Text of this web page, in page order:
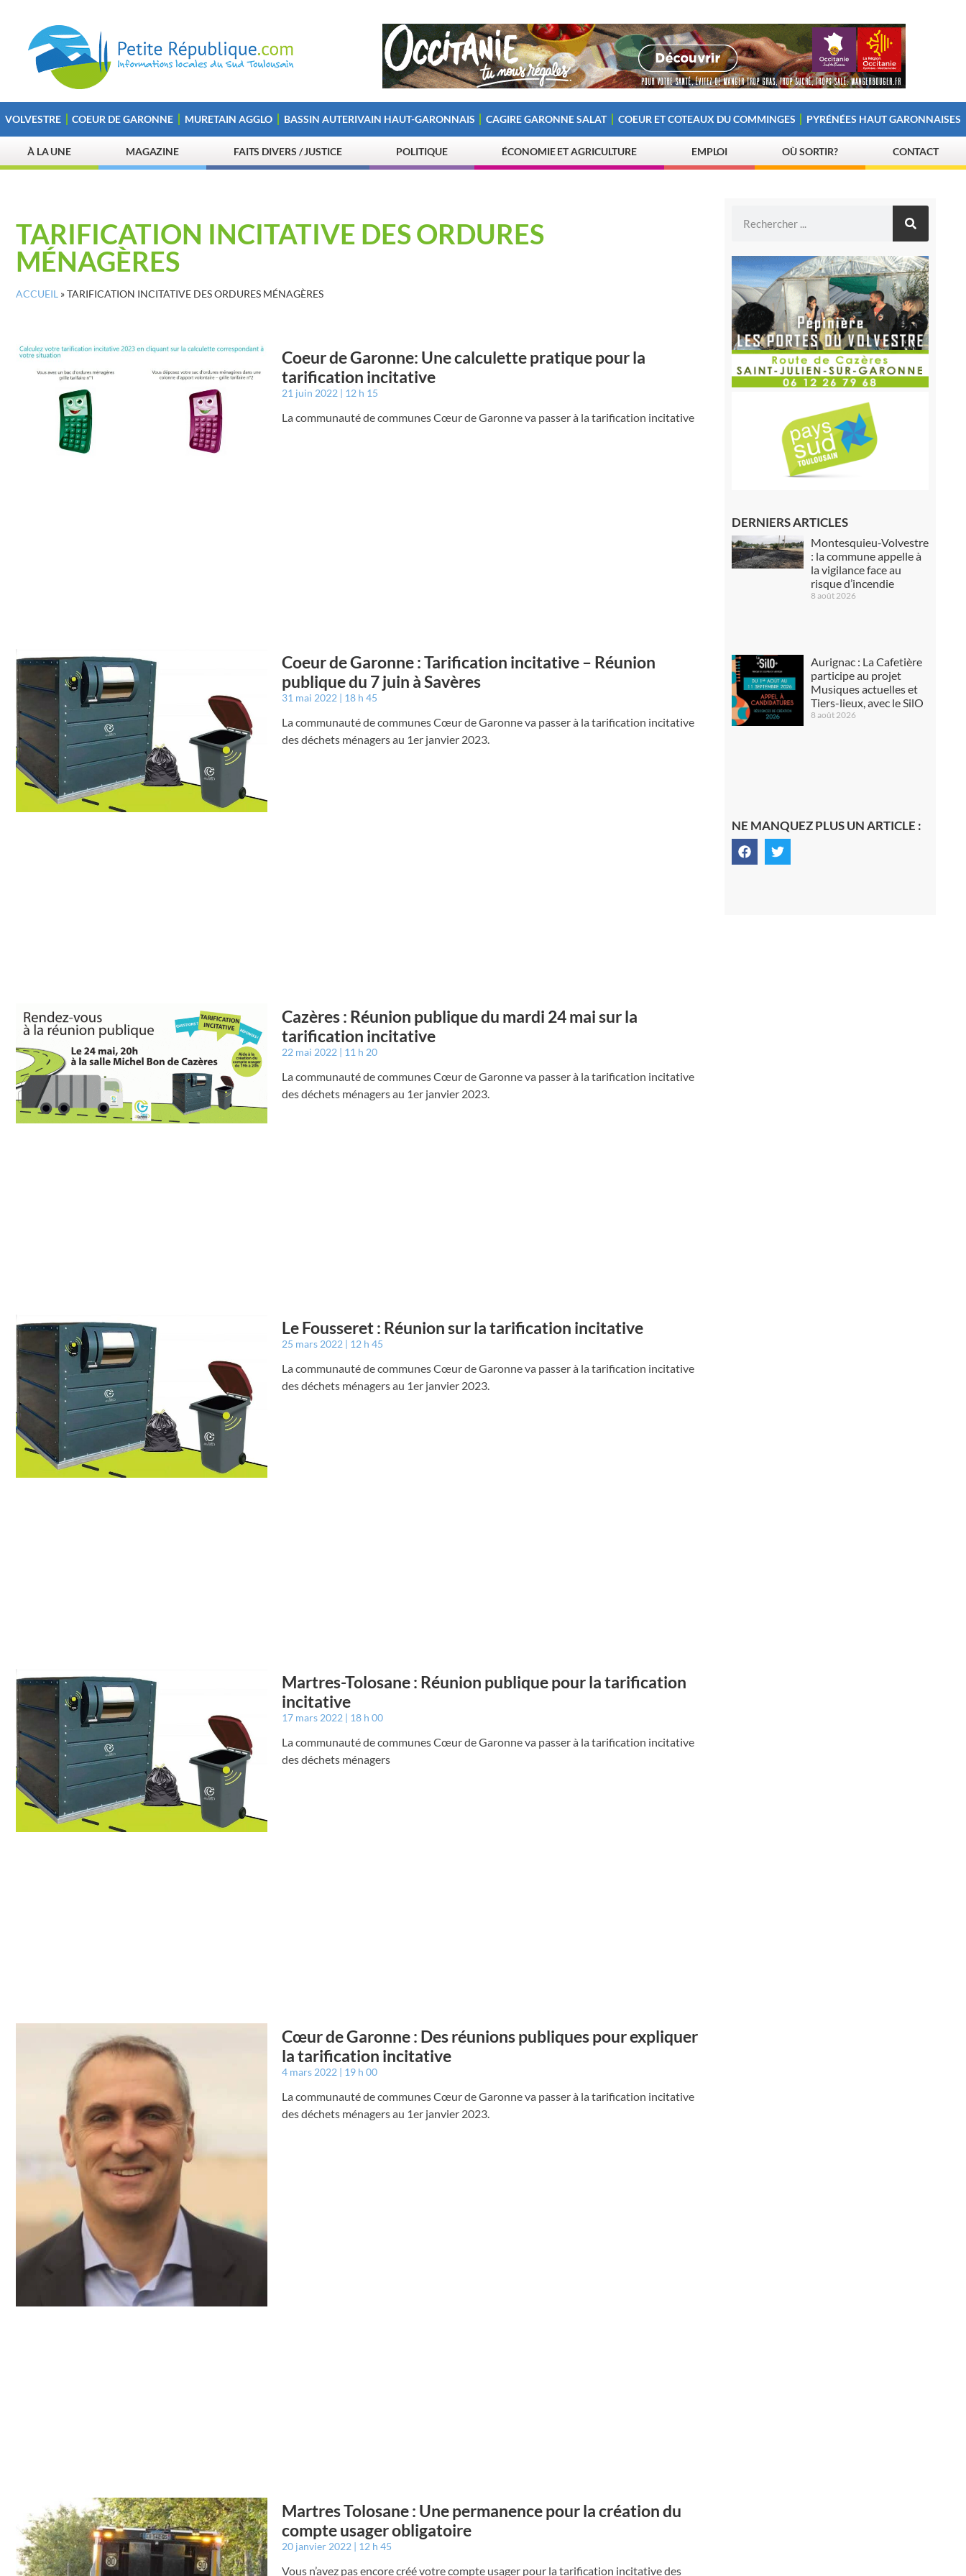
VOLVESTRE COEUR DE GARONNE MURETAIN AGGLO BASSIN AUTERIVAIN HAUT-GARONNAIS CAGIRE GARONNE SALAT COEUR ET COTEAUX DU COMMINGES PYRÉNÉES HAUT GARONNAISES
À LA UNE MAGAZINE FAITS DIVERS / JUSTICE POLITIQUE ÉCONOMIE ET AGRICULTURE EMPLOI OÙ SORTIR? CONTACT
TARIFICATION INCITATIVE DES ORDURES
MÉNAGÈRES
ACCUEIL »TARIFICATION INCITATIVE DES ORDURES MÉNAGÈRES
Coeur de Garonne: Une calculette pratique pour la
tarification incitative
21 juin 2022 12 h 15
La communauté de communes Cœur de Garonne va passer à la tarification incitative
Coeur de Garonne : Tarification incitative – Réunion
publique du 7 juin à Savères
31 mai 2022 18 h 45
La communauté de communes Cœur de Garonne va passer à la tarification incitative
des déchets ménagers au 1er janvier 2023.
Cazères : Réunion publique du mardi 24 mai sur la
tarification incitative
22 mai 2022 11 h 20
La communauté de communes Cœur de Garonne va passer à la tarification incitative
des déchets ménagers au 1er janvier 2023.
Le Fousseret : Réunion sur la tarification incitative
25 mars 2022 12 h 45
La communauté de communes Cœur de Garonne va passer à la tarification incitative
des déchets ménagers au 1er janvier 2023.
Martres-Tolosane : Réunion publique pour la tarification
incitative
17 mars 2022 18 h 00
La communauté de communes Cœur de Garonne va passer à la tarification incitative
des déchets ménagers
Cœur de Garonne : Des réunions publiques pour expliquer
la tarification incitative
4 mars 2022 19 h 00
La communauté de communes Cœur de Garonne va passer à la tarification incitative
des déchets ménagers au 1er janvier 2023.
Martres Tolosane : Une permanence pour la création du
compte usager obligatoire
20 janvier 2022 12 h 45
Vous n’avez pas encore créé votre compte usager pour la tarification incitative des
DERNIERS ARTICLES
Montesquieu-Volvestre
: la commune appelle à
la vigilance face au
risque d’incendie
8 août 2026
Aurignac : La Cafetière
participe au projet
Musiques actuelles et
Tiers-lieux, avec le SilO
8 août 2026
NE MANQUEZ PLUS UN ARTICLE :